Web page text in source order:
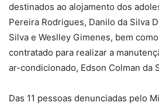
destinados ao alojamento dos
Pereira Rodrigues, Danilo da Silva
Silva e Weslley Gimenes, bem
contratado para realizar a
ar-condicionado, Edson Colman da
Das 11 pessoas denunciadas pelo